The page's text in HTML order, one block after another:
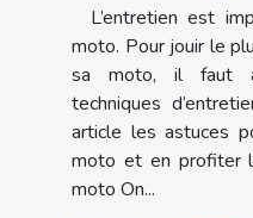
L’entretien est
moto. Pour jouir le
sa moto, il faut
techniques
article les astuces
moto et en profiter
moto On...